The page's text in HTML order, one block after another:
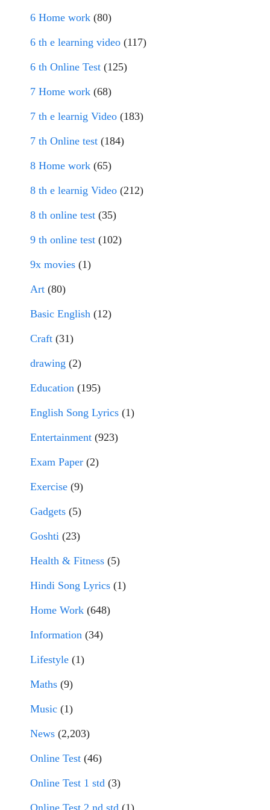
6 Home work (80)
6 th e learning video (117)
6 th Online Test (125)
7 Home work (68)
7 th e learnig Video (183)
7 th Online test (184)
8 Home work (65)
8 th e learnig Video (212)
8 th online test (35)
9 th online test (102)
9x movies (1)
Art (80)
Basic English (12)
Craft (31)
drawing (2)
Education (195)
English Song Lyrics (1)
Entertainment (923)
Exam Paper (2)
Exercise (9)
Gadgets (5)
Goshti (23)
Health & Fitness (5)
Hindi Song Lyrics (1)
Home Work (648)
Information (34)
Lifestyle (1)
Maths (9)
Music (1)
News (2,203)
Online Test (46)
Online Test 1 std (3)